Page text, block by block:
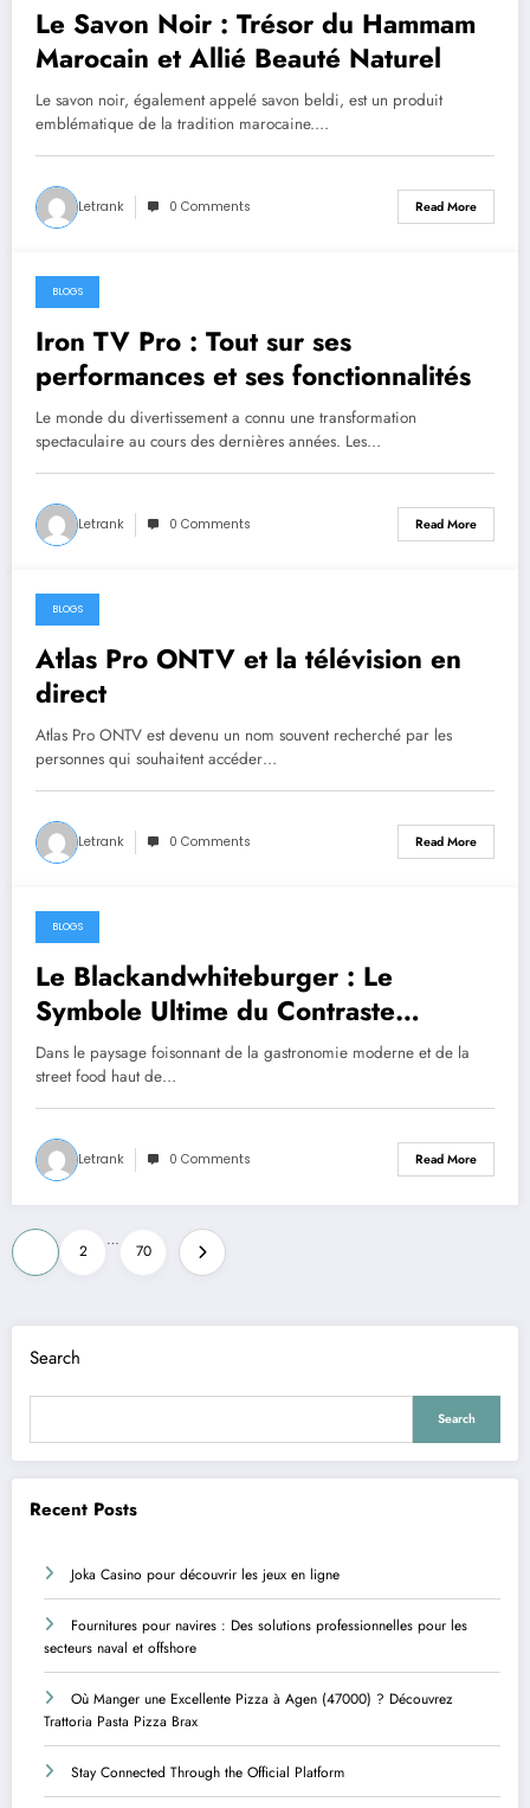
Le Savon Noir : Trésor du Hammam
Marocain et Allié Beauté Naturel
Le savon noir, également appelé savon beldi, est un produit
emblématique de la tradition marocaine.…
Letrank 0 Comments Read More
June 29, 2026
BLOGS
Iron TV Pro : Tout sur ses
performances et ses fonctionnalités
Le monde du divertissement a connu une transformation
spectaculaire au cours des dernières années. Les…
Letrank 0 Comments Read More
June 18, 2026
BLOGS
Atlas Pro ONTV et la télévision en
direct
Atlas Pro ONTV est devenu un nom souvent recherché par les
personnes qui souhaitent accéder…
Letrank 0 Comments Read More
June 18, 2026
BLOGS
Le Blackandwhiteburger : Le
Symbole Ultime du Contraste
Culinaire
Dans le paysage foisonnant de la gastronomie moderne et de la
street food haut de…
Letrank 0 Comments Read More
Posts
pagination
2
…
70
Search
Search
Recent Posts
Joka Casino pour découvrir les jeux en ligne
Fournitures pour navires : Des solutions professionnelles pour les
secteurs naval et offshore
Où Manger une Excellente Pizza à Agen (47000) ? Découvrez
Trattoria Pasta Pizza Brax
Stay Connected Through the Official Platform